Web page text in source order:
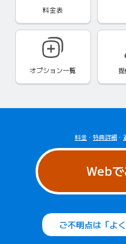
料金表
オプション一覧
料金 ・ 特典詳細 ・
Web
ご不明点は「よ